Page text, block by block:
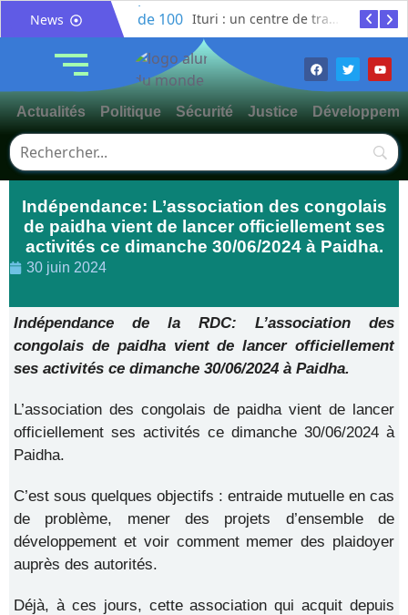
News Ituri : un centre de traitement Ebola de plus de 100 lits ouvre ses portes pour renforcer la riposte
Actualités Politique Sécurité Justice
Indépendance: L’association des congolais
de paidha vient de lancer officiellement ses
activités ce dimanche 30/06/2024 à Paidha.
30 juin 2024
Indépendance de la RDC: L’association des
congolais de paidha vient de lancer officiellement
ses activités ce dimanche 30/06/2024 à Paidha.
L’association des congolais de paidha vient de lancer
officiellement ses activités ce dimanche 30/06/2024 à
Paidha.
C’est sous quelques objectifs : entraide mutuelle en cas
de problème, mener des projets d’ensemble de
développement et voir comment memer des plaidoyer
auprès des autorités.
Déjà, à ces jours, cette association qui acquit depuis